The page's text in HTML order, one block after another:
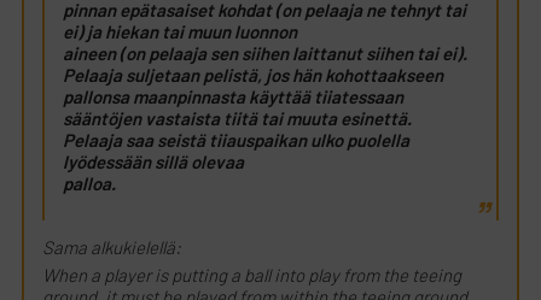
pinnan epätasaiset kohdat (on pelaaja ne tehnyt tai
ei) ja hiekan tai muun luonnon
aineen (on pelaaja sen siihen laittanut siihen tai ei).
Pelaaja suljetaan pelistä, jos hän kohottaakseen
pallonsa maanpinnasta käyttää tiiatessaan
sääntöjen vastaista tiitä tai muuta esinettä.
Pelaaja saa seistä tiiauspaikan ulko puolella
lyödessään sillä olevaa
palloa.
Sama alkukielellä:
When a player is putting a ball into play from the teeing